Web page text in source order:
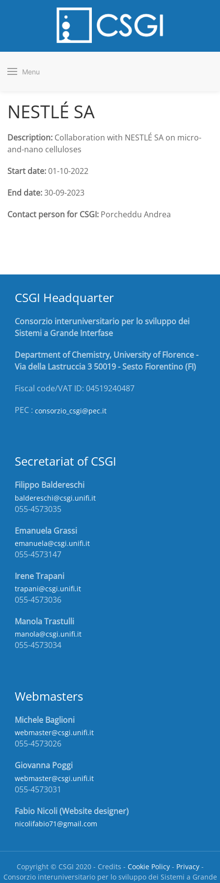
Menu
NESTLÉ SA
Description: Collaboration with NESTLÉ SA on micro-
and-nano celluloses
Start date:01-10-2022
End date:30-09-2023
Contact person for CSGI: Porcheddu Andrea
CSGI Headquarter
Consorzio interuniversitario per lo sviluppo dei
Sistemi a Grande Interfase
Department of Chemistry, University of Florence -
Via della Lastruccia 3 50019 - Sesto Fiorentino (FI)
Fiscal code/VAT ID: 04519240487
PEC : consorzio_csgi@pec.it
Secretariat of CSGI
Filippo Baldereschi
baldereschi@csgi.unifi.it
055-4573035
Emanuela Grassi
emanuela@csgi.unifi.it
055-4573147
Irene Trapani
trapani@csgi.unifi.it
055-4573036
Manola Trastulli
manola@csgi.unifi.it
055-4573034
Webmasters
Michele Baglioni
webmaster@csgi.unifi.it
055-4573026
Giovanna Poggi
webmaster@csgi.unifi.it
055-4573031
Fabio Nicoli (Website designer)
nicolifabio71@gmail.com
Copyright © CSGI 2020 - Credits - Cookie Policy- Privacy-
Consorzio interuniversitario per lo sviluppo dei Sistemi a Grande